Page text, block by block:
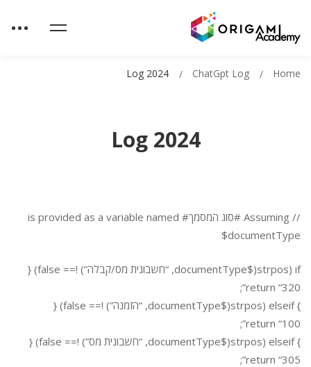
Log 2024
Home
ChatGpt Log
Log 2024
// Assuming #סוג המסמך# is provided as a variable named
$documentType
if (strpos($documentType, “חשבונית מס/קבלה”) !== false) {
return “320”;
} elseif (strpos($documentType, “הזמנה”) !== false) {
return “100”;
} elseif (strpos($documentType, “חשבונית מס”) !== false) {
return “305”;